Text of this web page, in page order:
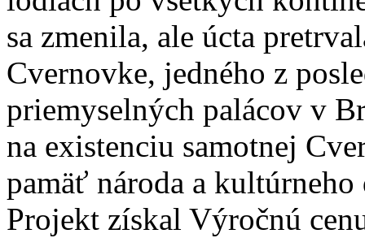
sa zmenila, ale úcta
Cvernovke, jedného z
priemyselných palácov v
na existenciu samotnej
pamäť národa a
Projekt získal Výročnú